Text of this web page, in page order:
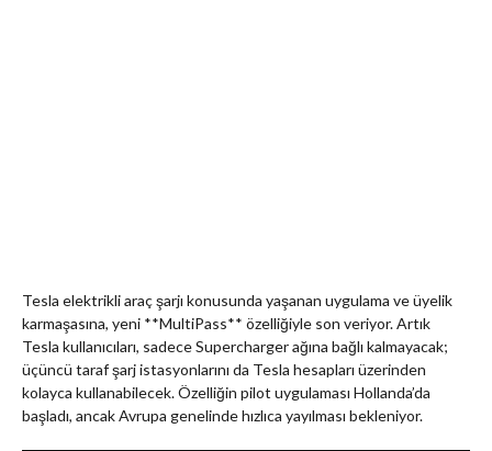
Tesla elektrikli araç şarjı konusunda yaşanan uygulama ve üyelik
karmaşasına, yeni **MultiPass** özelliğiyle son veriyor. Artık
Tesla kullanıcıları, sadece Supercharger ağına bağlı kalmayacak;
üçüncü taraf şarj istasyonlarını da Tesla hesapları üzerinden
kolayca kullanabilecek. Özelliğin pilot uygulaması Hollanda’da
başladı, ancak Avrupa genelinde hızlıca yayılması bekleniyor.